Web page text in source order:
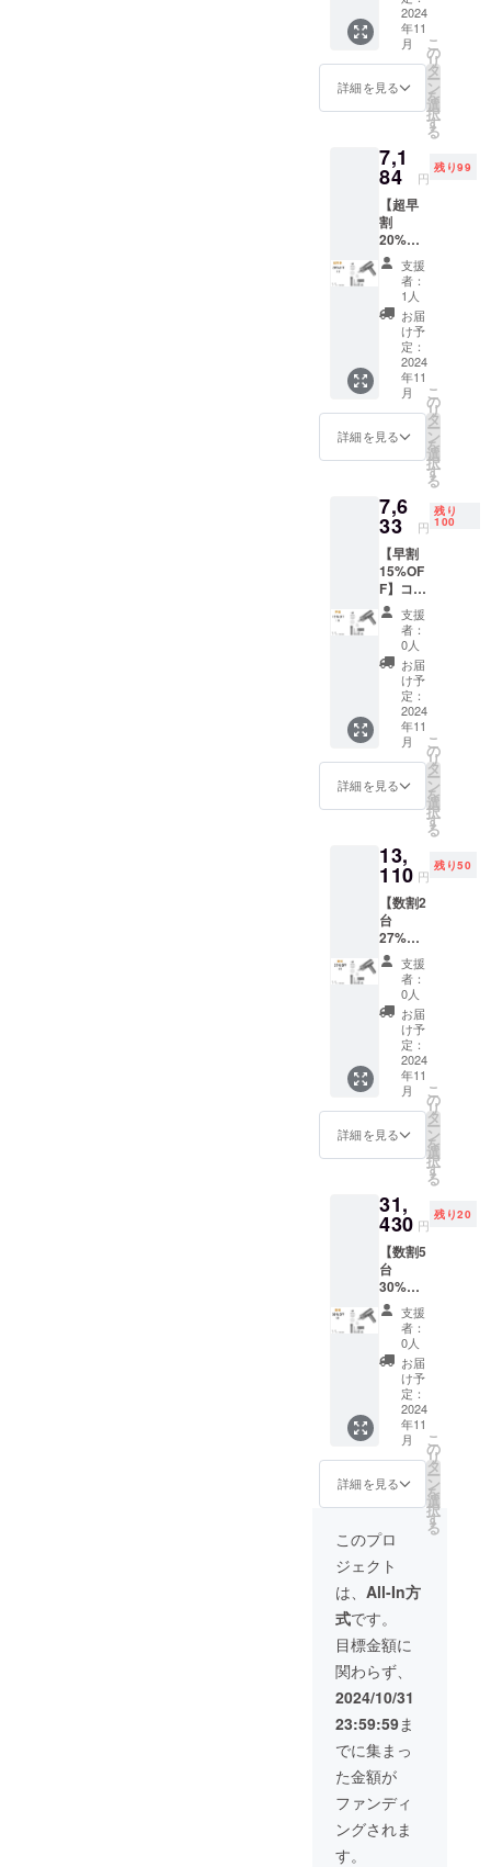
【配送
費用】
送料込
み ※ご
支援の
数が想
定を上
場合、
製造工
程上の
都合等
により
出荷時
期が遅
れる場
合がご
ざいま
す。 ※
ご注文
状況、
使用部
材の供
給状
況、製
より出
荷時期
が遅れ
る場合
があり
ます。
※想定を
上回る
皆様か
らご支
援を頂
き、量
産体制
を更に
充実さ
せるこ
とがで
価格が
予定価
格を下
回る可
能性が
ござい
ます。
※商品の
仕様、
デザイ
ンに関
しまし
ては一
部変更
になる
もござ
いま
ださ
い。
2024
年11
月
詳細を見る
こ
の
リ
タ
ー
ン
を
選
択
す
る
7,1
84 円
残り99
【超早
割
20%OF
F】コー
ドレス
ハン
ディク
リー
ナー１
セット
【1セッ
トの内
容】 1.
本体 2.
布団＆
ソフ
ズル 3.
隙間ノ
ズル+隙
間ブラ
シ 4.ブ
ローパ
イプ 5.
空気入
れパイ
プ 6.大
きいブ
ローパ
イプ 7.
真空
パック
ノズル
8.フロ
ター
10.Type
ーC充電
ケーブ
ル 11.日
本語説
明書 12.
収納袋
【一般
販売予
定価
格】
8980円
【割引
率】
20％OF
F 【配
※ご注文
状況、
使用部
材の供
給状
況、製
造工程
上の都
合等に
より出
荷時期
が遅れ
る場合
があり
ます。
※想定を
上回る
皆様か
援を頂
き、量
産体制
を更に
せるこ
とがで
きた場
合、一
般販売
価格が
予定価
格を下
回る可
能性が
ござい
ます。
支援
者：
1人
お届
け予
定：
2024
年11
月
詳細を見る
こ
の
リ
タ
ー
ン
を
選
択
す
る
7,6
33 円
残り
100
【早割
15%OF
F】コー
ドレス
ハン
ディク
リー
ナー１
セット
【1セッ
トの内
容】 1.
本体 2.
布団＆
ソフ
アーノ
隙間ノ
ズル+隙
間ブラ
シ 4.ブ
ローパ
イプ 5.
空気入
れパイ
プ 6.大
きいブ
ローパ
イプ 7.
真空
パック
ノズル
8.フロ
ントカ
10.Type
ーC充電
ケーブ
ル 11.日
本語説
明書 12.
収納袋
【一般
販売予
定価
格】
8980円
【割引
率】
15％OF
F 【配
送費
※ご注文
使用部
材の供
況、製
造工程
上の都
合等に
より出
が遅れ
る場合
があり
ます。
※想定を
上回る
皆様か
支援
者：
0人
お届
け予
定：
2024
年11
月
詳細を見る
こ
の
リ
タ
ー
ン
を
選
択
す
る
13,
110 円
残り50
【数割2
台
27%OF
F】コー
ドレス
ハン
ディク
リー
ナー２
セット
【1セッ
トの内
容】 1.
本体 2.
布団＆
ソフ
ズル 3.
隙間ノ
ズル+隙
間ブラ
シ 4.ブ
ローパ
イプ 5.
空気入
れパイ
プ 6.大
きいブ
ローパ
イプ 7.
真空
パック
ノズル
8.フロ
フィル
ター
10.Type
ーC充電
ケーブ
ル 11.日
本語説
明書 12.
収納袋
【一般
販売予
定価
格】
8980円
【割引
率】
27％OF
F 【配
支援
者：
0人
お届
け予
定：
2024
年11
月
詳細を見る
こ
の
リ
タ
ー
ン
を
選
択
す
る
31,
430 円
残り20
【数割5
台
30%OF
F】コー
ドレス
ハン
ディク
リー
ナー5
セット
【1セッ
トの内
容】 1.
本体 2.
布団＆
ソフ
アーノ
ズル 3.
隙間ノ
ズル+隙
間ブラ
シ 4.ブ
ローパ
イプ 5.
空気入
れパイ
プ 6.大
きいブ
ローパ
イプ 7.
真空
パック
ノズル
8.フロ
支援
者：
0人
お届
け予
定：
2024
年11
月
詳細を見る
こ
の
リ
タ
ー
ン
を
選
択
す
る
このプロ
ジェクト
は、 All-In方
式です。
目標金額に
関わらず、
2024/10/31
23:59:59ま
でに集まっ
た金額が
ファンディ
ングされま
す。